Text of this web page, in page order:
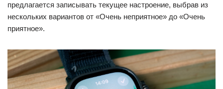
предлагается записывать текущее настроение, выбрав из
нескольких вариантов от «Очень неприятное» до «Очень
приятное».